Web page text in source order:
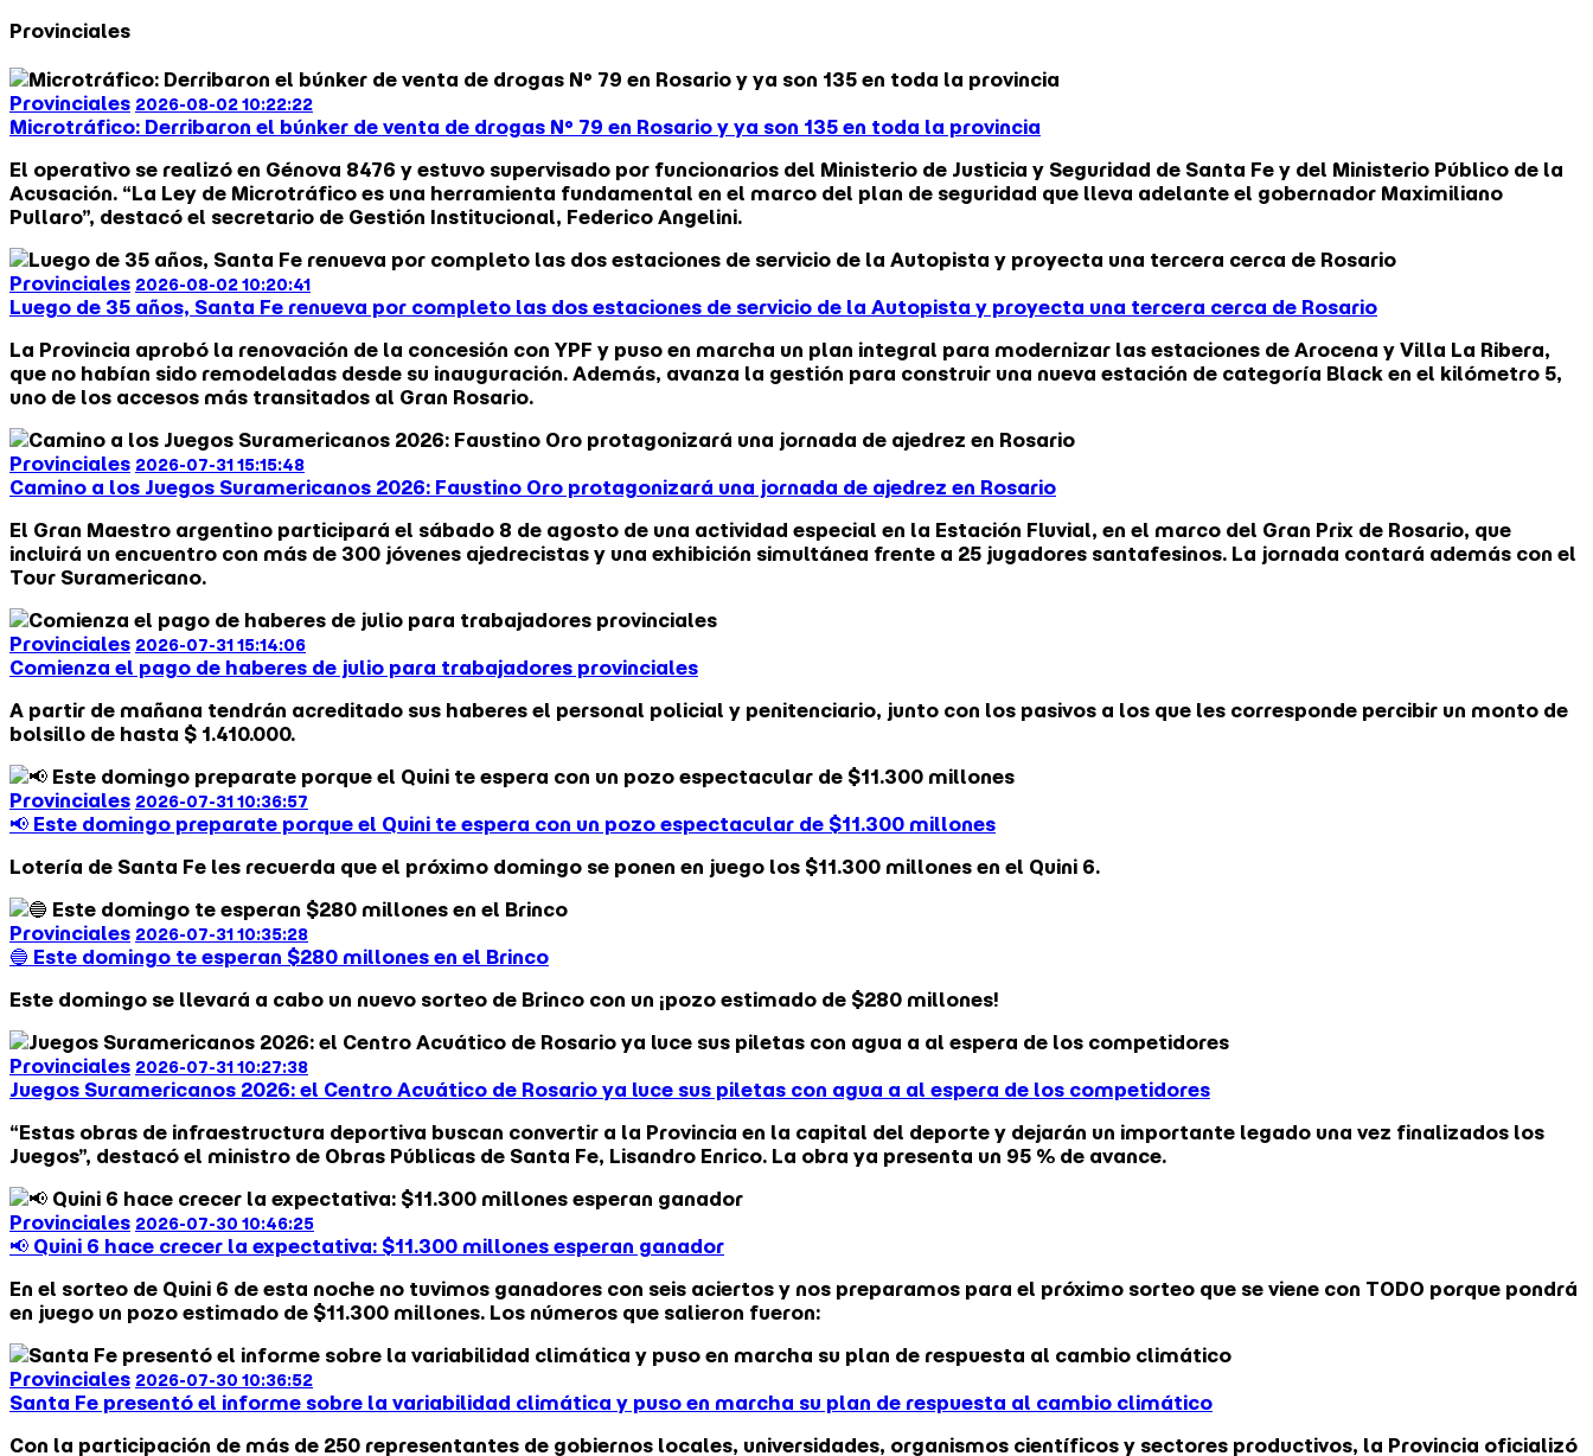
Provinciales
Provinciales 2026-08-02 10:22:22
Microtráfico: Derribaron el búnker de venta de drogas N° 79 en Rosario y ya son 135 en toda la provincia
El operativo se realizó en Génova 8476 y estuvo supervisado por funcionarios del Ministerio de Justicia y Seguridad de Santa Fe y del Ministerio Público de la
Acusación. “La Ley de Microtráfico es una herramienta fundamental en el marco del plan de seguridad que lleva adelante el gobernador Maximiliano
Pullaro”, destacó el secretario de Gestión Institucional, Federico Angelini.
Provinciales 2026-08-02 10:20:41
Luego de 35 años, Santa Fe renueva por completo las dos estaciones de servicio de la Autopista y proyecta una tercera cerca de Rosario
La Provincia aprobó la renovación de la concesión con YPF y puso en marcha un plan integral para modernizar las estaciones de Arocena y Villa La Ribera,
que no habían sido remodeladas desde su inauguración. Además, avanza la gestión para construir una nueva estación de categoría Black en el kilómetro 5,
uno de los accesos más transitados al Gran Rosario.
Provinciales 2026-07-31 15:15:48
Camino a los Juegos Suramericanos 2026: Faustino Oro protagonizará una jornada de ajedrez en Rosario
El Gran Maestro argentino participará el sábado 8 de agosto de una actividad especial en la Estación Fluvial, en el marco del Gran Prix de Rosario, que
incluirá un encuentro con más de 300 jóvenes ajedrecistas y una exhibición simultánea frente a 25 jugadores santafesinos. La jornada contará además con el
Tour Suramericano.
Provinciales 2026-07-31 15:14:06
Comienza el pago de haberes de julio para trabajadores provinciales
A partir de mañana tendrán acreditado sus haberes el personal policial y penitenciario, junto con los pasivos a los que les corresponde percibir un monto de
bolsillo de hasta $ 1.410.000.
Provinciales 2026-07-31 10:36:57
📢 Este domingo preparate porque el Quini te espera con un pozo espectacular de $11.300 millones
Lotería de Santa Fe les recuerda que el próximo domingo se ponen en juego los $11.300 millones en el Quini 6.
Provinciales 2026-07-31 10:35:28
🔵 Este domingo te esperan $280 millones en el Brinco
Este domingo se llevará a cabo un nuevo sorteo de Brinco con un ¡pozo estimado de $280 millones!
Provinciales 2026-07-31 10:27:38
Juegos Suramericanos 2026: el Centro Acuático de Rosario ya luce sus piletas con agua a al espera de los competidores
“Estas obras de infraestructura deportiva buscan convertir a la Provincia en la capital del deporte y dejarán un importante legado una vez finalizados los
Juegos”, destacó el ministro de Obras Públicas de Santa Fe, Lisandro Enrico. La obra ya presenta un 95 % de avance.
Provinciales 2026-07-30 10:46:25
📢 Quini 6 hace crecer la expectativa: $11.300 millones esperan ganador
En el sorteo de Quini 6 de esta noche no tuvimos ganadores con seis aciertos y nos preparamos para el próximo sorteo que se viene con TODO porque pondrá
en juego un pozo estimado de $11.300 millones. Los números que salieron fueron:
Provinciales 2026-07-30 10:36:52
Santa Fe presentó el informe sobre la variabilidad climática y puso en marcha su plan de respuesta al cambio climático
Con la participación de más de 250 representantes de gobiernos locales, universidades, organismos científicos y sectores productivos, la Provincia oficializó